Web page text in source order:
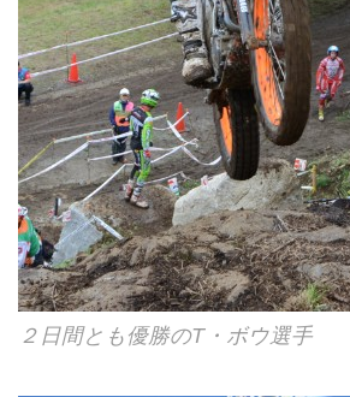
２日間とも優勝のT・ボウ選手